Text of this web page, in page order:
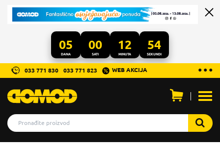
05
DANA
00
SATI
12
MINUTA
54
SEKUNDI
...
● ● ●
033 771 830 033 771 823 WEB AKCIJA